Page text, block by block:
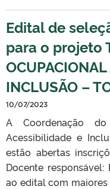
Edital de
para o projeto
INCLUSÃO –
10/07/2023
A Coordenação
Acessibilidade e
estão abertas
Docente responsável:
ao edital com maiores